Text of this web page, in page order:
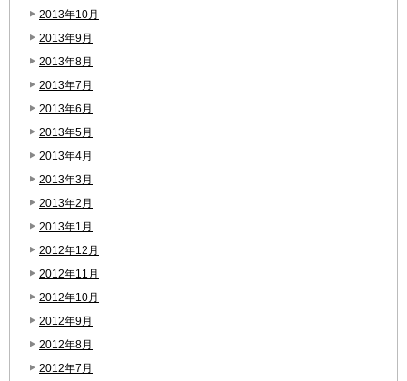
2013年10月
2013年9月
2013年8月
2013年7月
2013年6月
2013年5月
2013年4月
2013年3月
2013年2月
2013年1月
2012年12月
2012年11月
2012年10月
2012年9月
2012年8月
2012年7月